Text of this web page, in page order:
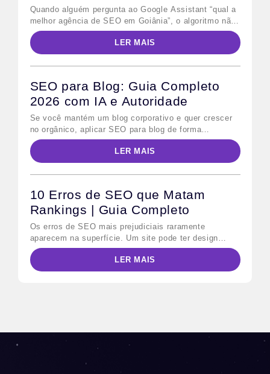
Quando alguém pergunta ao Google Assistant “qual a
melhor agência de SEO em Goiânia”, o algoritmo não
retorna dez links azuis — ele lê uma única resposta
em voz alta. Esse comportamento define o desafio
central do voice search SEO: não basta ranquear na
primeira página; é preciso ser a resposta escolhida.
LER MAIS
SEO para Blog: Guia Completo
2026 com IA e Autoridade
Se você mantém um blog corporativo e quer crescer
no orgânico, aplicar SEO para blog de forma
sistemática é o caminho mais direto. Em 2026,
porém, as regras mudaram: além do Google
tradicional, os modelos de IA generativa — como o
Google AI Overviews e o Bing Copilot — passaram a
LER MAIS
10 Erros de SEO que Matam
Rankings | Guia Completo
Os erros de SEO mais prejudiciais raramente
aparecem na superfície. Um site pode ter design
impecável, conteúdo publicado regularmente e ainda
assim perder posições para concorrentes menores —
porque falhas técnicas e estratégicas invisíveis
LER MAIS